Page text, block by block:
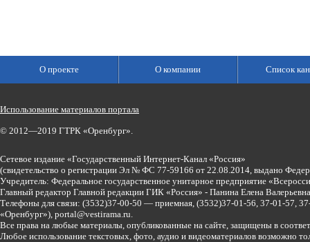
О проекте О компании Список
Использование материалов портала
© 2012—2019 ГТРК «Оренбург».
Сетевое издание «Государственный Интернет-Канал «Россия»
(свидетельство о регистрации Эл № ФС 77-59166 от 22.08.2014, выдано
Учредитель: Федеральное государственное унитарное предприятие
Главный редактор Главной редакции ГИК «Россия» - Панина Елена
Телефоны для связи: (3532)37-00-50 — приемная, (3532)37-01-56, 37-01-57,
«Оренбург»), portal@vestirama.ru.
Все права на любые материалы, опубликованные на сайте, защищены в
Любое использование текстовых, фото, аудио и видеоматериалов возможно